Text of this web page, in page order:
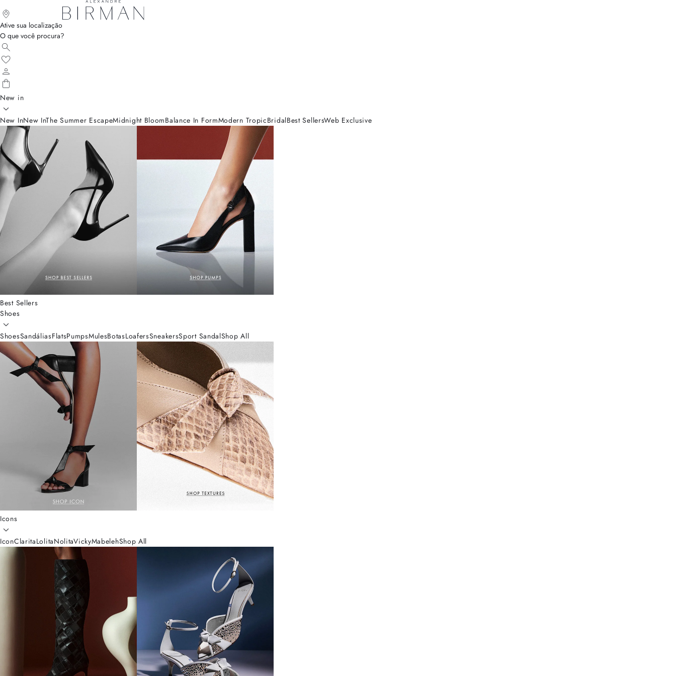
Ative sua localização
O que você procura?
New in
New InNew InThe Summer EscapeMidnight BloomBalance In FormModern TropicBridalBest SellersWeb Exclusive
Best Sellers
Shoes
ShoesSandáliasFlatsPumpsMulesBotasLoafersSneakersSport SandalShop All
Icons
IconClaritaLolitaNolitaVickyMabelehShop All